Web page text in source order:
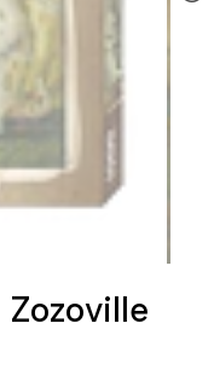
Zozoville